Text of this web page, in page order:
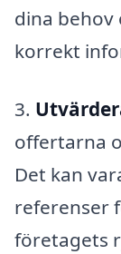
dina behov
korrekt
3.
offertarna
Det kan
referenser
företagets